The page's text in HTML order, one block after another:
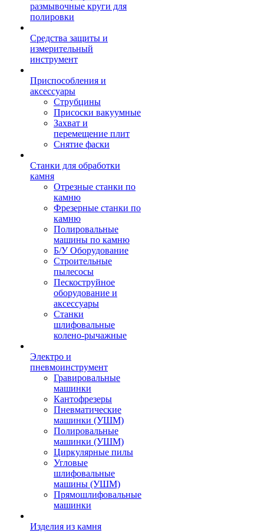
размывочные круги для
полировки
Средства защиты и
измерительный
инструмент
Приспособления и
аксессуары
Струбцины
Присоски вакуумные
Захват и
перемещение плит
Снятие фаски
Станки для обработки
камня
Отрезные станки по
камню
Фрезерные станки по
камню
Полировальные
машины по камню
Б/У Оборудование
Строительные
пылесосы
Пескоструйное
оборудование и
аксессуары
Станки
шлифовальные
колено-рычажные
Электро и
пневмоинструмент
Гравировальные
машинки
Кантофрезеры
Пневматические
машинки (УШМ)
Полировальные
машинки (УШМ)
Циркулярные пилы
Угловые
шлифовальные
машины (УШМ)
Прямошлифовальные
машинки
Изделия из камня